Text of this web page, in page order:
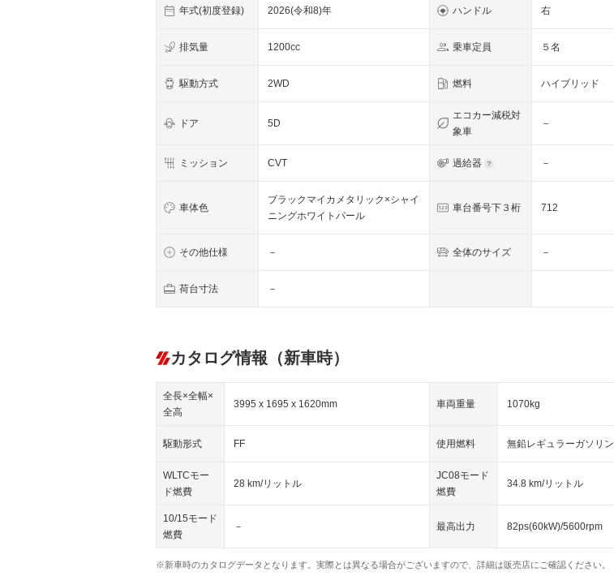
年式(初度登録) 2026(令和8)年 ハンドル 右
排気量 1200cc 乗車定員 ５名
駆動方式 2WD 燃料 ハイブリッド
ドア 5D
エコカー減税対
象車
－
ミッション CVT 過給器 －
車体色
ブラックマイカメタリック×シャイ
ニングホワイトパール
車台番号下３桁 712
その他仕様 － 全体のサイズ －
荷台寸法 －
カタログ情報（新車時）
全長×全幅×
全高
3995 x 1695 x 1620mm 車両重量 1070kg
駆動形式 FF 使用燃料 無鉛レギュラーガソリン
WLTCモー
ド燃費
28 km/リットル
JC08モード
燃費
34.8 km/リットル
10/15モード
燃費
－ 最高出力 82ps(60kW)/5600rpm
※新車時のカタログデータとなります。実際とは異なる場合がございますので、詳細は販売店にご確認ください。